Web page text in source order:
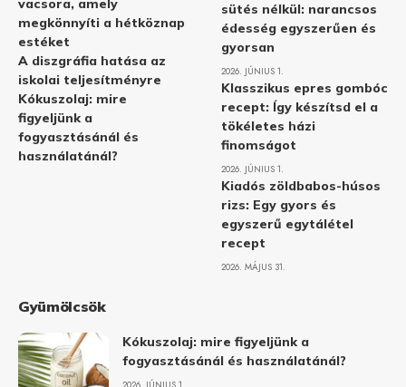
vacsora, amely
megkönnyíti a hétköznap
estéket
A diszgráfia hatása az
iskolai teljesítményre
Kókuszolaj: mire
figyeljünk a
fogyasztásánál és
használatánál?
sütés nélkül: narancsos
édesség egyszerűen és
gyorsan
2026. JÚNIUS 1.
Klasszikus epres gombóc
recept: Így készítsd el a
tökéletes házi
finomságot
2026. JÚNIUS 1.
Kiadós zöldbabos-húsos
rizs: Egy gyors és
egyszerű egytálétel
recept
2026. MÁJUS 31.
Gyümölcsök
Kókuszolaj: mire figyeljünk a
fogyasztásánál és használatánál?